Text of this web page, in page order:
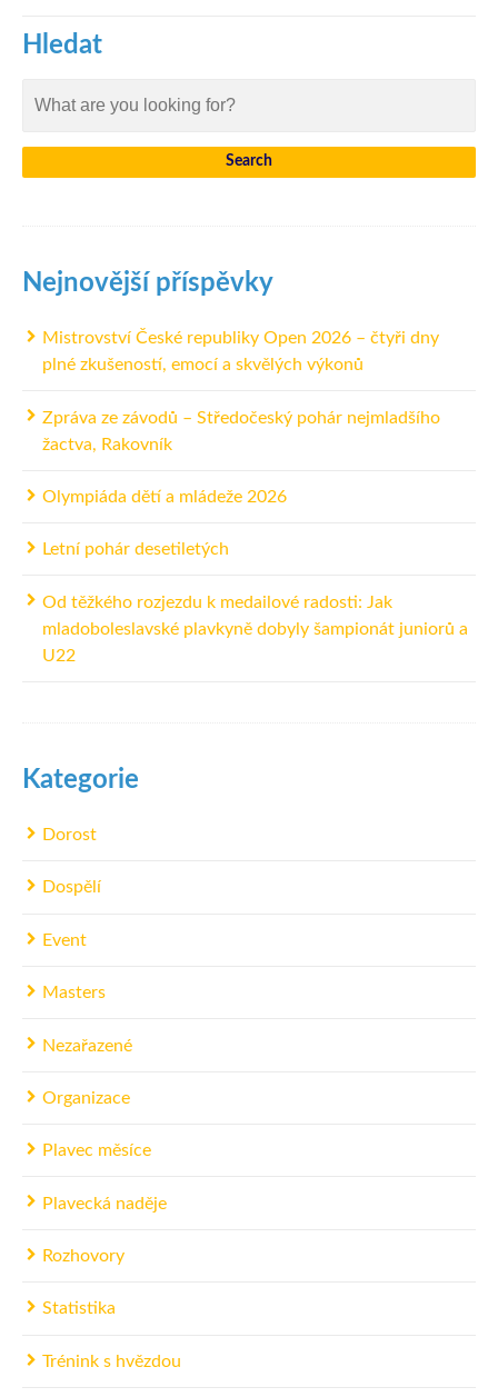
Hledat
Nejnovější příspěvky
Mistrovství České republiky Open 2026 – čtyři dny
plné zkušeností, emocí a skvělých výkonů
Zpráva ze závodů – Středočeský pohár nejmladšího
žactva, Rakovník
Olympiáda dětí a mládeže 2026
Letní pohár desetiletých
Od těžkého rozjezdu k medailové radosti: Jak
mladoboleslavské plavkyně dobyly šampionát juniorů a
U22
Kategorie
Dorost
Dospělí
Event
Masters
Nezařazené
Organizace
Plavec měsíce
Plavecká naděje
Rozhovory
Statistika
Trénink s hvězdou